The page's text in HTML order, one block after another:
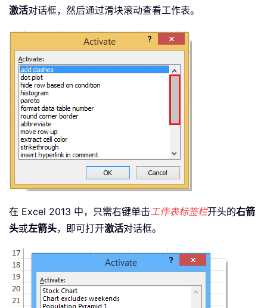
激活对话框，然后通过滑块滚动查看工作表。
在 Excel 2013 中，只需右键单击工作表标签栏开头的右箭
头或左箭头，即可打开激活对话框。